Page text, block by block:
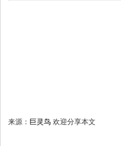
来源： 巨灵鸟 欢迎分享本文